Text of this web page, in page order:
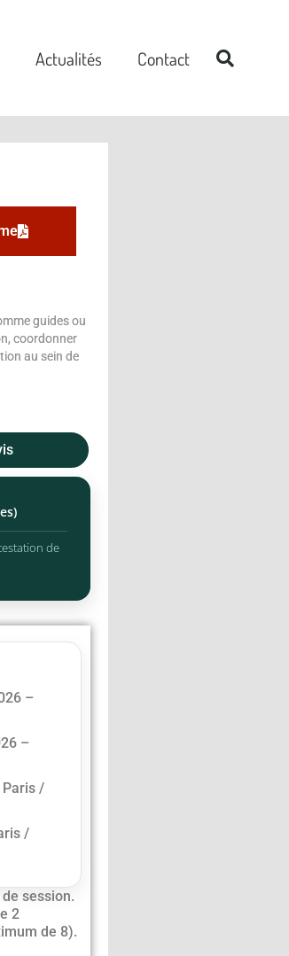
Actualités Contact
guides ou
coordonner
au sein de
de
–
–
/
/
session.
2
de 8).